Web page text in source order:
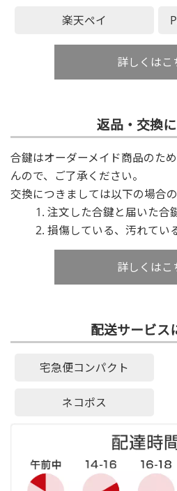
楽天ペイ
詳しくはこ
返品・交換
合鍵はオーダーメイド商品のた
んので、ご了承ください。
交換につきましては以下の場合の
注文した合鍵と届いた合
損傷している、汚れてい
詳しくはこ
配送サービス
宅急便コンパクト
ネコポス